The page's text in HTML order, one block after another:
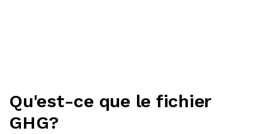
Qu'est-ce que le fichier
GHG?